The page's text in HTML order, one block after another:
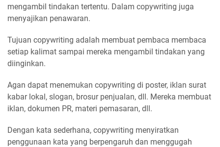
mengambil tindakan tertentu. Dalam copywriting juga
menyajikan penawaran.
Tujuan copywriting adalah membuat pembaca membaca
setiap kalimat sampai mereka mengambil tindakan yang
diinginkan.
Agan dapat menemukan copywriting di poster, iklan surat
kabar lokal, slogan, brosur penjualan, dll. Mereka membuat
iklan, dokumen PR, materi pemasaran, dll.
Dengan kata sederhana, copywriting menyiratkan
penggunaan kata yang berpengaruh dan menggugah